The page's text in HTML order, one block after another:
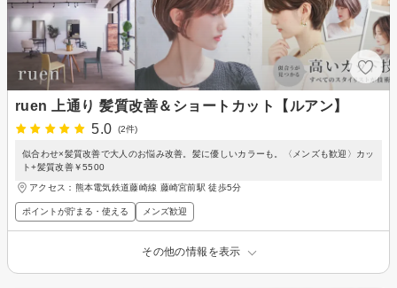
ruen 上通り 髪質改善＆ショートカット【ルアン】
5.0
(2件)
似合わせ×髪質改善で大人のお悩み改善。髪に優しいカラーも。〈メンズも歓迎〉カッ
ト+髪質改善￥5500
アクセス：熊本電気鉄道藤崎線 藤崎宮前駅 徒歩5分
ポイントが貯まる・使える メンズ歓迎
その他の情報を表示